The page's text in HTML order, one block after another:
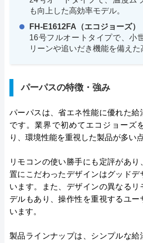
も向上した高効率モデル。
FH-E1612FA（エコジョーズ）
16号フルオートタイプで、小
リーンや追いだき機能を備えた
パーパスの特徴・強み
パーパスは、省エネ性能に優れた給
です。業界で初めてエコジョーズ
り、環境性能を重視した製品が多い
リモコンの使い勝手にも定評があ
置にこだわったデザインはグッドデ
います。また、デザインの異なるリ
デルもあり、操作性を重視するユー
います。
製品ラインナップは、シンプルな給